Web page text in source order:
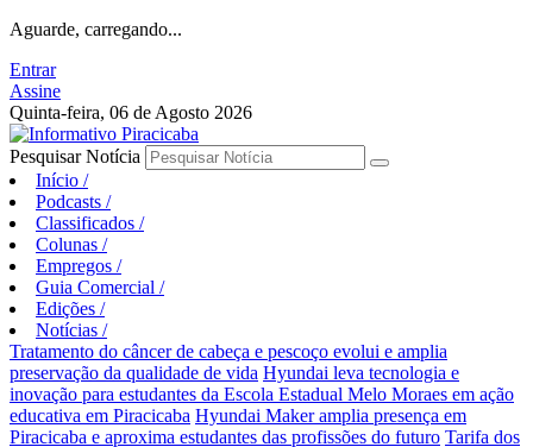
Aguarde, carregando...
Entrar
Assine
Quinta-feira, 06 de Agosto 2026
Pesquisar Notícia
Início /
Podcasts /
Classificados /
Colunas /
Empregos /
Guia Comercial /
Edições /
Notícias /
Tratamento do câncer de cabeça e pescoço evolui e amplia
preservação da qualidade de vida Hyundai leva tecnologia e
inovação para estudantes da Escola Estadual Melo Moraes em ação
educativa em Piracicaba Hyundai Maker amplia presença em
Piracicaba e aproxima estudantes das profissões do futuro Tarifa dos